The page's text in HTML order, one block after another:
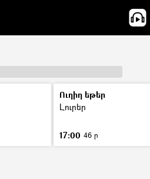
Ուղիղ եթեր
Լուրեր
17:00 46 ր